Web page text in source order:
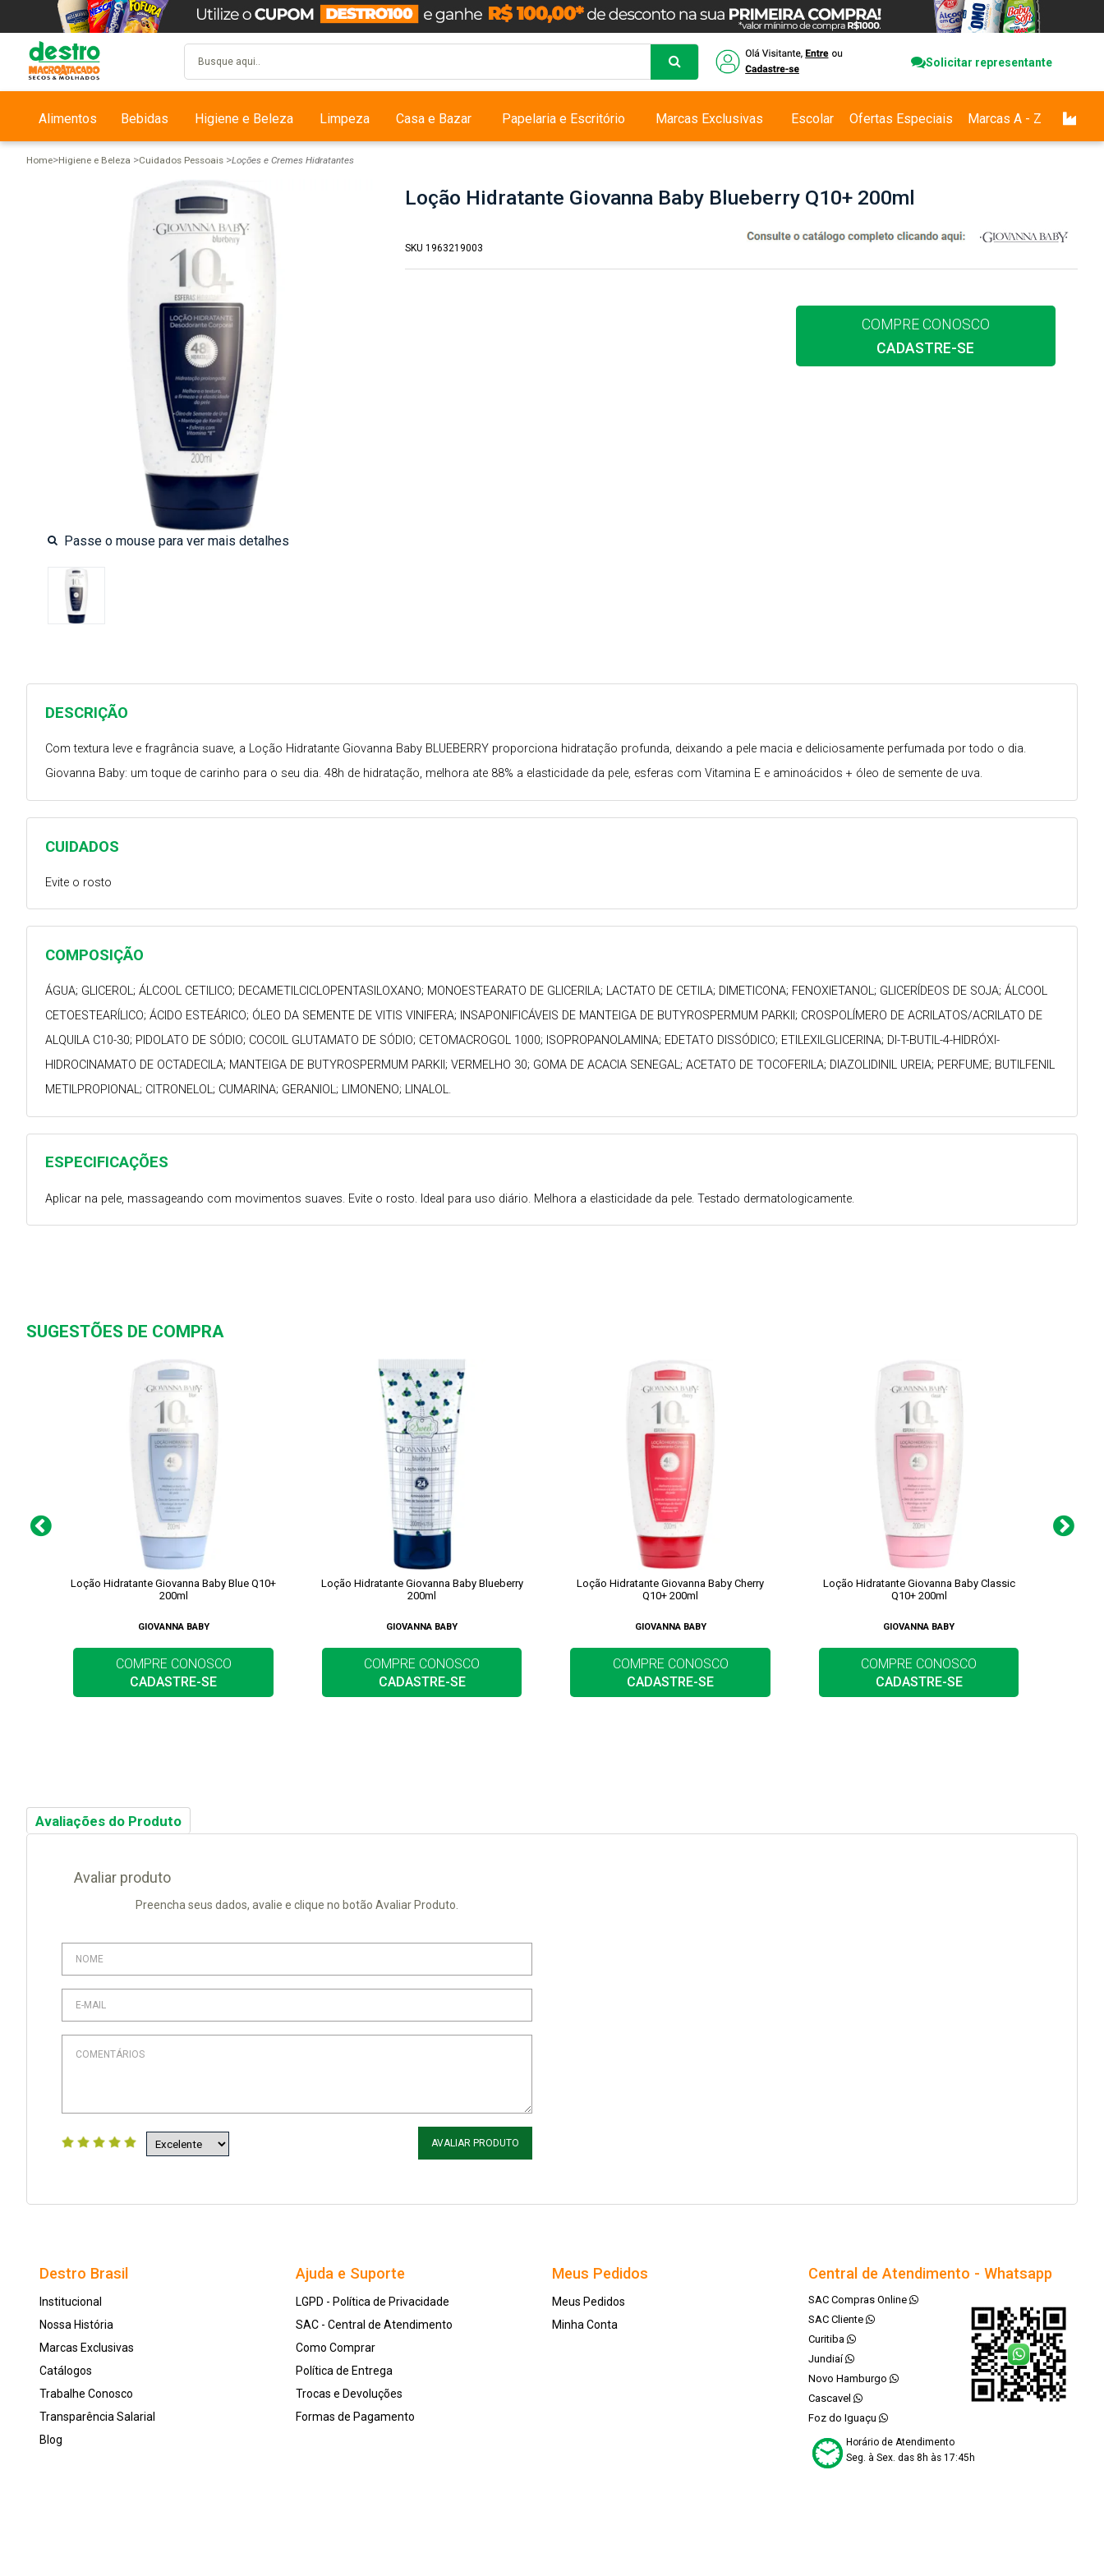
Solicitar representante
Alimentos Bebidas Higiene e Beleza Limpeza Casa e Bazar Papelaria e Escritório Marcas Exclusivas Escolar Ofertas Especiais Marcas A - Z
Home Higiene e Beleza Cuidados Pessoais Loções e Cremes Hidratantes
Loção Hidratante Giovanna Baby Blueberry Q10+ 200ml
SKU 1963219003
COMPRE CONOSCO
CADASTRE-SE
ESPECIFICAÇÕES
Aplicar na pele, massageando com movimentos suaves. Evite o rosto. Ideal para uso diário. Melhora a elasticidade da pele. Testado dermatologicamente.
COMPOSIÇÃO
ÁGUA; GLICEROL; ÁLCOOL CETILICO; DECAMETILCICLOPENTASILOXANO; MONOESTEARATO DE GLICERILA; LACTATO DE CETILA; DIMETICONA; FENOXIETANOL; GLICERÍDEOS DE SOJA; ÁLCOOL
CETOESTEARÍLICO; ÁCIDO ESTEÁRICO; ÓLEO DA SEMENTE DE VITIS VINIFERA; INSAPONIFICÁVEIS DE MANTEIGA DE BUTYROSPERMUM PARKII; CROSPOLÍMERO DE ACRILATOS/ACRILATO DE
ALQUILA C10-30; PIDOLATO DE SÓDIO; COCOIL GLUTAMATO DE SÓDIO; CETOMACROGOL 1000; ISOPROPANOLAMINA; EDETATO DISSÓDICO; ETILEXILGLICERINA; DI-T-BUTIL-4-HIDRÓXI-
HIDROCINAMATO DE OCTADECILA; MANTEIGA DE BUTYROSPERMUM PARKII; VERMELHO 30; GOMA DE ACACIA SENEGAL; ACETATO DE TOCOFERILA; DIAZOLIDINIL UREIA; PERFUME; BUTILFENIL
METILPROPIONAL; CITRONELOL; CUMARINA; GERANIOL; LIMONENO; LINALOL.
CUIDADOS
Evite o rosto
DESCRIÇÃO
Com textura leve e fragrância suave, a Loção Hidratante Giovanna Baby BLUEBERRY proporciona hidratação profunda, deixando a pele macia e deliciosamente perfumada por todo o dia.
Giovanna Baby: um toque de carinho para o seu dia. 48h de hidratação, melhora ate 88% a elasticidade da pele, esferas com Vitamina E e aminoácidos + óleo de semente de uva.
SUGESTÕES DE COMPRA
Loção Hidratante Giovanna Baby Blue Q10+
200ml
GIOVANNA BABY
COMPRE CONOSCO
CADASTRE-SE
Loção Hidratante Giovanna Baby Blueberry
200ml
GIOVANNA BABY
COMPRE CONOSCO
CADASTRE-SE
Loção Hidratante Giovanna Baby Cherry
Q10+ 200ml
GIOVANNA BABY
COMPRE CONOSCO
CADASTRE-SE
Loção Hidratante Giovanna Baby Classic
Q10+ 200ml
GIOVANNA BABY
COMPRE CONOSCO
CADASTRE-SE
Avaliações do Produto
Avaliar produto
Preencha seus dados, avalie e clique no botão Avaliar Produto.
AVALIAR PRODUTO
Destro Brasil
Institucional
Nossa História
Marcas Exclusivas
Catálogos
Trabalhe Conosco
Transparência Salarial
Blog
Ajuda e Suporte
LGPD - Política de Privacidade
SAC - Central de Atendimento
Como Comprar
Política de Entrega
Trocas e Devoluções
Formas de Pagamento
Meus Pedidos
Meus Pedidos
Minha Conta
Central de Atendimento - Whatsapp
SAC Compras Online
SAC Cliente
Curitiba
Jundiaí
Novo Hamburgo
Cascavel
Foz do Iguaçu
Horário de Atendimento
Seg. à Sex. das 8h às 17:45h